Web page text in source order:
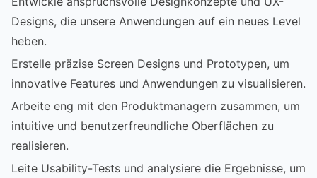
Designs, die unsere Anwendungen auf ein neues Level
heben.
Erstelle präzise Screen Designs und Prototypen, um
innovative Features und Anwendungen zu visualisieren.
Arbeite eng mit den Produktmanagern zusammen, um
intuitive und benutzerfreundliche Oberflächen zu
realisieren.
Leite Usability-Tests und analysiere die Ergebnisse, um